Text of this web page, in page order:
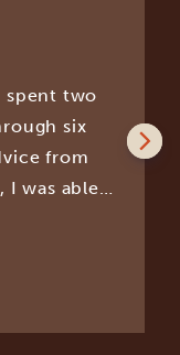
spent two
six
I was able
this trip.
a visit
school and